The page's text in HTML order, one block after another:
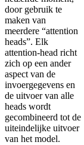
door gebruik te
maken van
meerdere “attention
heads”. Elk
attention-head richt
zich op een ander
aspect van de
invoergegevens en
de uitvoer van alle
heads wordt
gecombineerd tot de
uiteindelijke uitvoer
van het model.